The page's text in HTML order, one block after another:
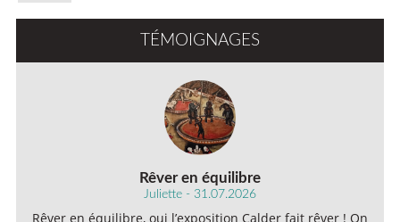
TÉMOIGNAGES
Rêver en équilibre
Juliette - 31.07.2026
Rêver en équilibre, oui l’exposition Calder fait rêver ! On